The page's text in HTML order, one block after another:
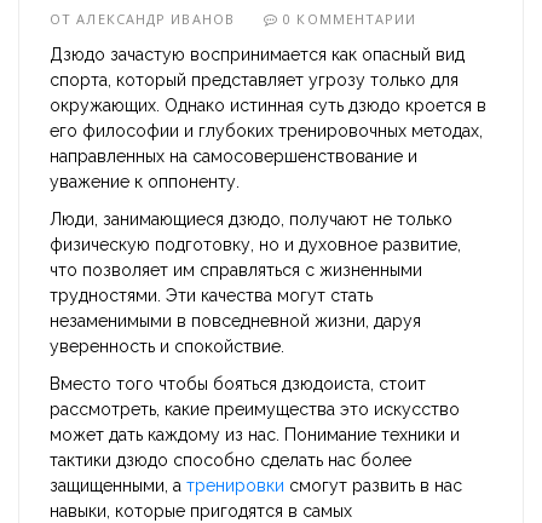
ОТАЛЕКСАНДР ИВАНОВ 0 КОММЕНТАРИИ
Дзюдо зачастую воспринимается как опасный вид
спорта, который представляет угрозу только для
окружающих. Однако истинная суть дзюдо кроется в
его философии и глубоких тренировочных методах,
направленных на самосовершенствование и
уважение к оппоненту.
Люди, занимающиеся дзюдо, получают не только
физическую подготовку, но и духовное развитие,
что позволяет им справляться с жизненными
трудностями. Эти качества могут стать
незаменимыми в повседневной жизни, даруя
уверенность и спокойствие.
Вместо того чтобы бояться дзюдоиста, стоит
рассмотреть, какие преимущества это искусство
может дать каждому из нас. Понимание техники и
тактики дзюдо способно сделать нас более
защищенными, а тренировки смогут развить в нас
навыки, которые пригодятся в самых